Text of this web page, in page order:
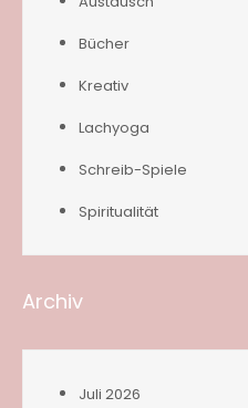
Bücher
Kreativ
Lachyoga
Schreib-Spiele
Spiritualität
Archiv
Juli 2026